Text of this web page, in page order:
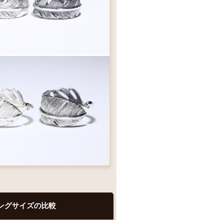
グサイズの比較